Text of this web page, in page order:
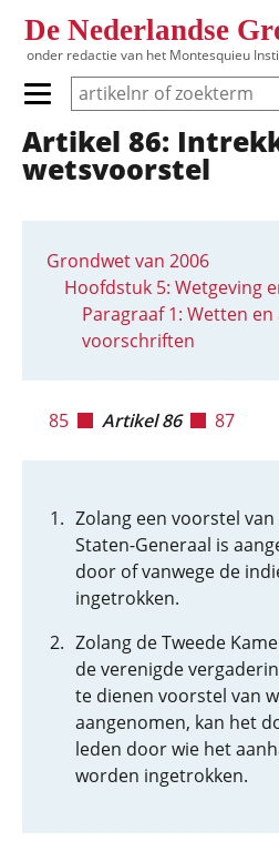
De Nederlandse
onder redactie van het Montesquieu
Primair menu tonen/verbergen
Hoofdnavigatie
Artikel 86:
wetsvoorstel
Grondwet van 2006
Hoofdstuk 5: Wetgeving
Paragraaf 1: Wetten
voorschriften
85 Artikel 86 87
Zolang een voorstel
Staten-Generaal is
door of vanwege de
ingetrokken.
Zolang de Tweede
de verenigde
te dienen voorstel van
aangenomen, kan het
leden door wie het
worden ingetrokken.